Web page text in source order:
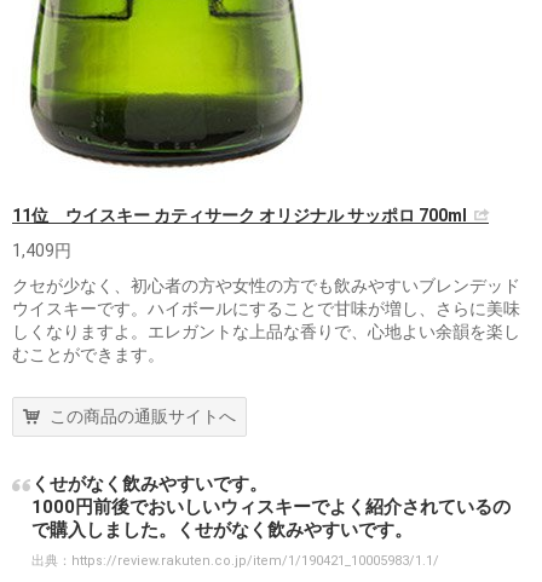
11位 ウイスキー カティサーク オリジナル サッポロ 700ml
1,409円
クセが少なく、初心者の方や女性の方でも飲みやすいブレンデッド
ウイスキーです。ハイボールにすることで甘味が増し、さらに美味
しくなりますよ。エレガントな上品な香りで、心地よい余韻を楽し
むことができます。
この商品の通販サイトへ
くせがなく飲みやすいです。
1000円前後でおいしいウィスキーでよく紹介されているの
で購入しました。くせがなく飲みやすいです。
出典： https://review.rakuten.co.jp/item/1/190421_10005983/1.1/